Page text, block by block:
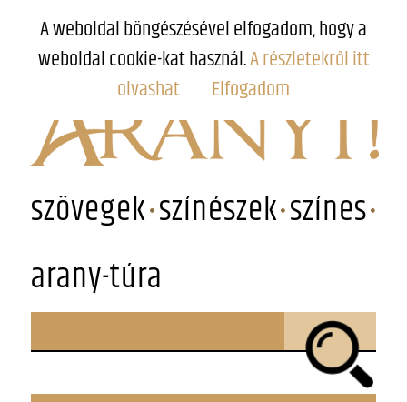
szövegek színészek színes
arany-túra
A weboldal böngészésével elfogadom, hogy a
weboldal cookie-kat használ.A részletekről itt
olvashat
Elfogadom